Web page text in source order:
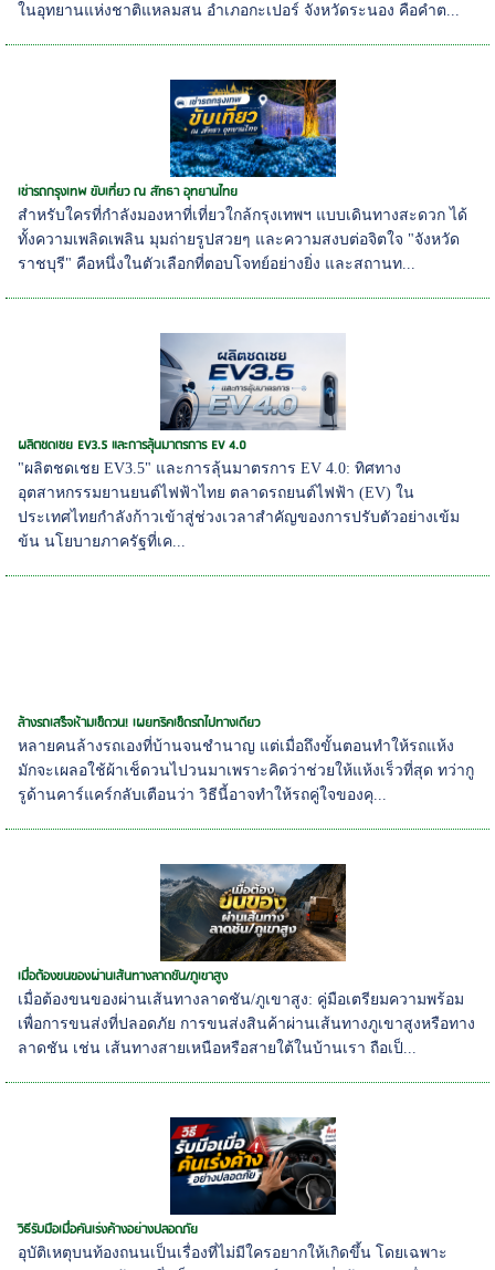
ในอุทยานแห่งชาติแหลมสน อำเภอกะเปอร์ จังหวัดระนอง คือคำต...
เช่ารถกรุงเทพ ขับเที่ยว ณ สัทธา อุทยานไทย
สำหรับใครที่กำลังมองหาที่เที่ยวใกล้กรุงเทพฯ แบบเดินทางสะดวก ได้
ทั้งความเพลิดเพลิน มุมถ่ายรูปสวยๆ และความสงบต่อจิตใจ "จังหวัด
ราชบุรี" คือหนึ่งในตัวเลือกที่ตอบโจทย์อย่างยิ่ง และสถานท...
ผลิตชดเชย EV3.5 และการลุ้นมาตรการ EV 4.0
"ผลิตชดเชย EV3.5" และการลุ้นมาตรการ EV 4.0: ทิศทาง
อุตสาหกรรมยานยนต์ไฟฟ้าไทย ตลาดรถยนต์ไฟฟ้า (EV) ใน
ประเทศไทยกำลังก้าวเข้าสู่ช่วงเวลาสำคัญของการปรับตัวอย่างเข้ม
ข้น นโยบายภาครัฐที่เค...
ล้างรถเสร็จห้ามเช็ดวน! เผยทริคเช็ดรถไปทางเดียว
หลายคนล้างรถเองที่บ้านจนชำนาญ แต่เมื่อถึงขั้นตอนทำให้รถแห้ง
มักจะเผลอใช้ผ้าเช็ดวนไปวนมาเพราะคิดว่าช่วยให้แห้งเร็วที่สุด ทว่ากู
รูด้านคาร์แคร์กลับเตือนว่า วิธีนี้อาจทำให้รถคู่ใจของคุ...
เมื่อต้องขนของผ่านเส้นทางลาดชัน/ภูเขาสูง
เมื่อต้องขนของผ่านเส้นทางลาดชัน/ภูเขาสูง: คู่มือเตรียมความพร้อม
เพื่อการขนส่งที่ปลอดภัย การขนส่งสินค้าผ่านเส้นทางภูเขาสูงหรือทาง
ลาดชัน เช่น เส้นทางสายเหนือหรือสายใต้ในบ้านเรา ถือเป็...
วิธีรับมือเมื่อคันเร่งค้างอย่างปลอดภัย
อุบัติเหตุบนท้องถนนเป็นเรื่องที่ไม่มีใครอยากให้เกิดขึ้น โดยเฉพาะ